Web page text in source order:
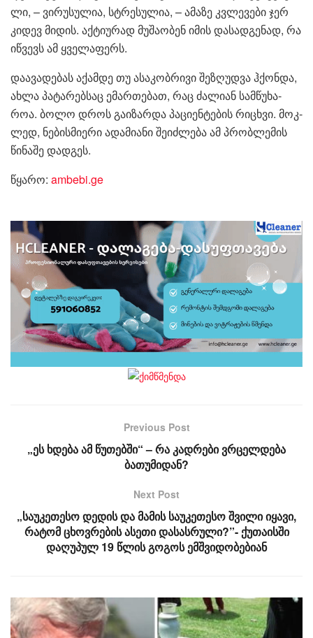
ლი, – ვირუ­სუ­ლია, სტრე­სუ­ლია, – ამა­ზე კვლე­ვე­ბი ჯერ
კი­დევ მი­დის. აქ­ტი­უ­რად მუ­შა­ო­ბენ იმის და­სად­გე­ნად, რა
იწ­ვევს ამ ყვე­ლა­ფერს.
და­ა­ვა­დე­ბას აქამ­დე თუ ასა­კობ­რი­ვი შე­ზღუდ­ვა ჰქონ­და,
ახლა პა­ტა­რებ­საც ემარ­თე­ბათ, რაც ძა­ლი­ან სამ­წუ­ხა­
როა. ბოლო დროს გა­ი­ზარ­და პა­ცი­ენ­ტე­ბის რი­ცხვი. მოკ­
ლედ, ნე­ბის­მი­ე­რი ადა­მი­ა­ნი შე­იძ­ლე­ბა ამ პრობ­ლე­მის
წი­ნა­შე დად­გეს.
წყარო: ambebi.ge
Previous Post
„ეს ხდება ამ წუთებში“ – რა კადრები ვრცელდება
ბათუმიდან?
Next Post
„საუკეთესო დედის და მამის საუკეთესო შვილი იყავი,
რატომ ცხოვრების ასეთი დასასრული?”- ქუთაისში
დაღუპულ 19 წლის გოგოს ემშვიდობებიან